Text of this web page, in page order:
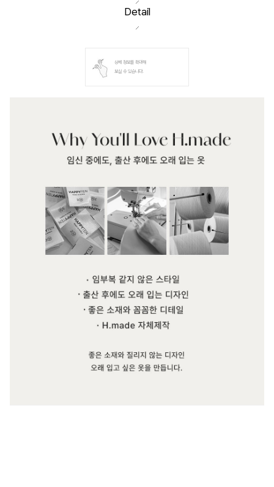
Detail
상세 정보를 확대해
보실 수 있습니다.